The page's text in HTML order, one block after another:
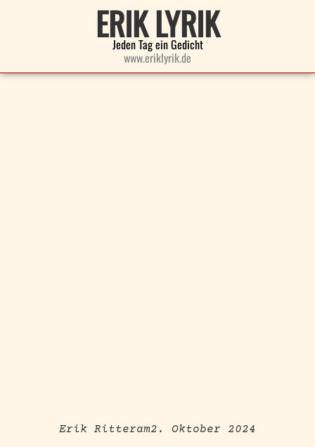
ERIK LYRIK
Jeden Tag ein Gedicht
www.eriklyrik.de
Erik Ritteram2. Oktober 2024